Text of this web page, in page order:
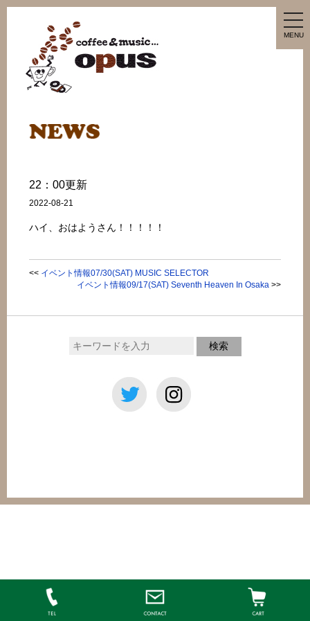
MENU
22：00更新
2022-08-21
ハイ、おはようさん！！！！！
<< イベント情報07/30(SAT) MUSIC SELECTOR
イベント情報09/17(SAT) Seventh Heaven In Osaka>>